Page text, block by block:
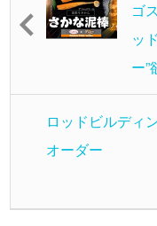
ゴ
ッ
ー”
ロッドビルディ
オーダー